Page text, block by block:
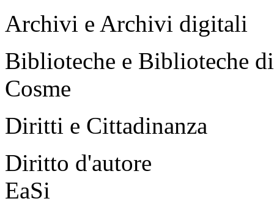
Archivi e Archivi digitali
Biblioteche e Biblioteche
Cosme
Diritti e Cittadinanza
Diritto d'autore
EaSi